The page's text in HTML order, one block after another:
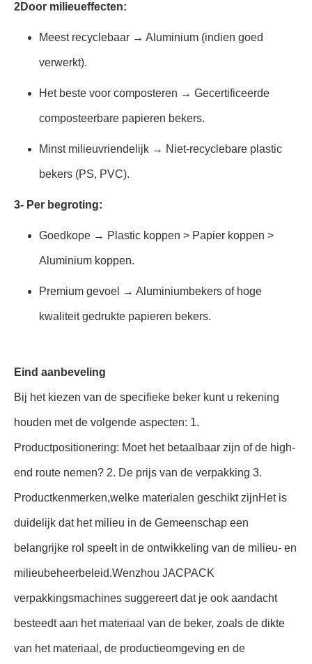
2Door milieueffecten:
Meest recyclebaar → Aluminium (indien goed
verwerkt).
Het beste voor composteren → Gecertificeerde
composteerbare papieren bekers.
Minst milieuvriendelijk → Niet-recyclebare plastic
bekers (PS, PVC).
3- Per begroting:
Goedkope → Plastic koppen > Papier koppen >
Aluminium koppen.
Premium gevoel → Aluminiumbekers of hoge
kwaliteit gedrukte papieren bekers.
Eind aanbeveling
Bij het kiezen van de specifieke beker kunt u rekening
houden met de volgende aspecten: 1.
Productpositionering: Moet het betaalbaar zijn of de high-
end route nemen? 2. De prijs van de verpakking 3.
Productkenmerken,welke materialen geschikt zijnHet is
duidelijk dat het milieu in de Gemeenschap een
belangrijke rol speelt in de ontwikkeling van de milieu- en
milieubeheerbeleid.Wenzhou JACPACK
verpakkingsmachines suggereert dat je ook aandacht
besteedt aan het materiaal van de beker, zoals de dikte
van het materiaal, de productieomgeving en de